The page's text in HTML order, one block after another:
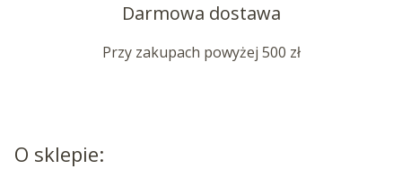
Darmowa dostawa
Przy zakupach powyżej 500 zł
O sklepie: